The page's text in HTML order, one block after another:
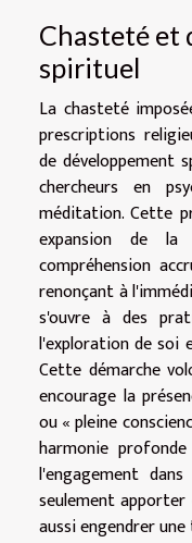
Chasteté et
spirituel
La chasteté
prescriptions
de développement
chercheurs en
méditation. Cette
expansion de
compréhension
renonçant à
s'ouvre à des
l'exploration de soi
Cette démarche
encourage la
ou « pleine
harmonie
l'engagement
seulement apporter
aussi engendrer